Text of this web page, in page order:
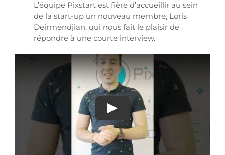
L’équipe Pixstart est fière d’accueillir au sein
de la start-up un nouveau membre, Loris
Deirmendjian, qui nous fait le plaisir de
répondre à une courte interview.
Play